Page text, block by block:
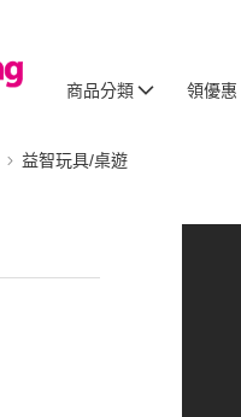
商品分類 領優惠
益智玩具/桌遊